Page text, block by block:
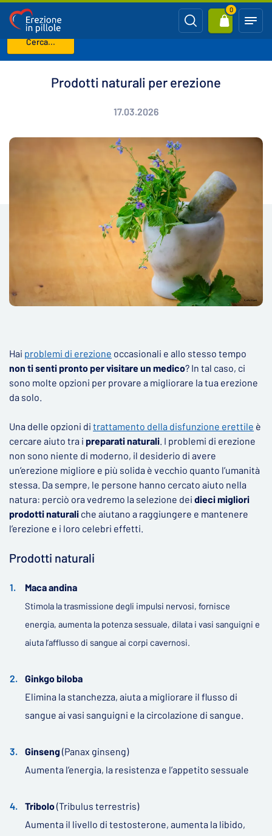
Cerca...
0
Benvenuto Blog
Prodotti naturali per erezione
17.03.2026
Hai problemi di erezione occasionali e allo stesso tempo
non ti senti pronto per visitare un medico? In tal caso, ci
sono molte opzioni per provare a migliorare la tua erezione
da solo.
Una delle opzioni di trattamento della disfunzione erettile è
cercare aiuto tra i preparati naturali. I problemi di erezione
non sono niente di moderno, il desiderio di avere
un’erezione migliore e più solida è vecchio quanto l’umanità
stessa. Da sempre, le persone hanno cercato aiuto nella
natura: perciò ora vedremo la selezione dei dieci migliori
prodotti naturali che aiutano a raggiungere e mantenere
l’erezione e i loro celebri effetti.
Prodotti naturali
Maca andina
Stimola la trasmissione degli impulsi nervosi, fornisce
energia, aumenta la potenza sessuale, dilata i vasi sanguigni e
aiuta l’afflusso di sangue ai corpi cavernosi.
Ginkgo biloba
Elimina la stanchezza, aiuta a migliorare il flusso di
sangue ai vasi sanguigni e la circolazione di sangue.
Ginseng(Panax ginseng)
Aumenta l’energia, la resistenza e l’appetito sessuale
Tribolo(Tribulus terrestris)
Aumenta il livello di testosterone, aumenta la libido,